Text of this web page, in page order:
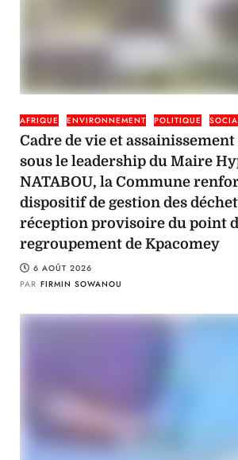
AFRIQUE ENVIRONNEMENT POLITIQUE
Cadre de vie et assainissement
sous le leadership du Maire
NATABOU, la Commune
dispositif de gestion des
réception provisoire du point
regroupement de Kpacomey
6 AOÛT 2026
PAR FIRMIN SOWANOU